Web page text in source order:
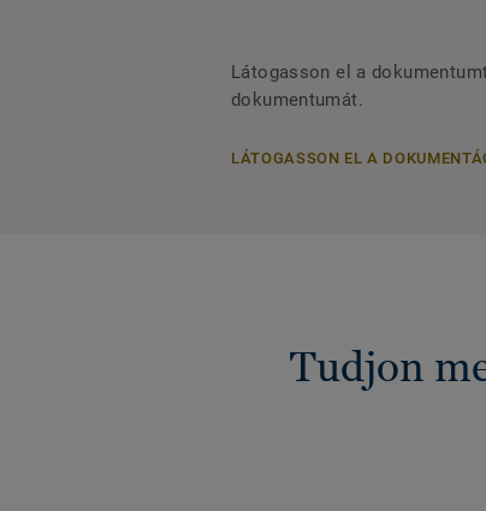
Látogasson el a
dokumentumát.
LÁTOGASSON EL A
Tudjon